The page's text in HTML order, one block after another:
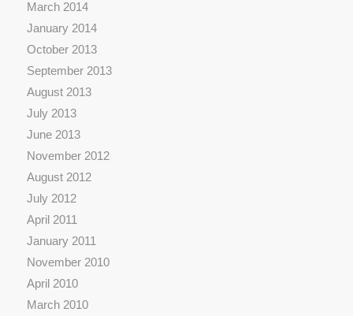
March 2014
January 2014
October 2013
September 2013
August 2013
July 2013
June 2013
November 2012
August 2012
July 2012
April 2011
January 2011
November 2010
April 2010
March 2010